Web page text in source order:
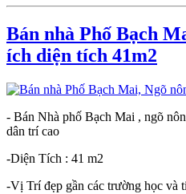
Bán nhà Phố Bạch
ích diện tích 41m2
- Bán Nhà phố Bạch Mai , ngõ
dân trí cao
-Diện Tích : 41 m2
-Vị Trí đẹp gần các trường học và